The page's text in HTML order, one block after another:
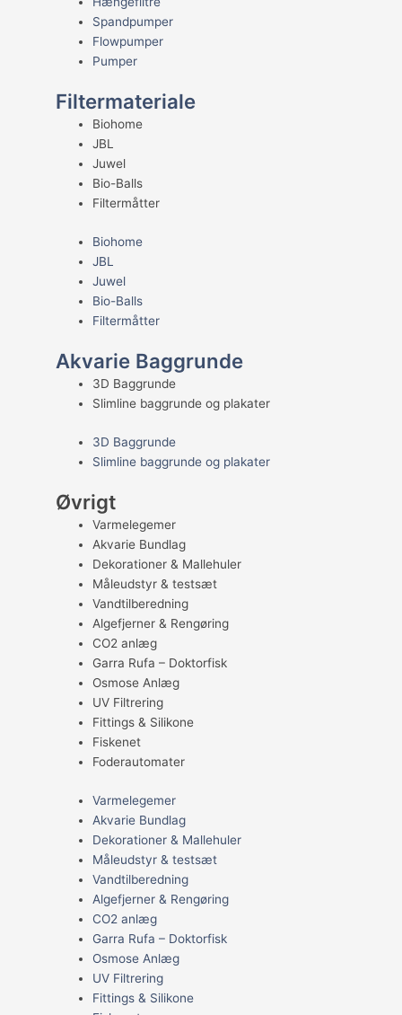
Spandpumper
Flowpumper
Pumper
Filtermateriale
Biohome
JBL
Juwel
Bio-Balls
Filtermåtter
Biohome
JBL
Juwel
Bio-Balls
Filtermåtter
Akvarie Baggrunde
3D Baggrunde
Slimline baggrunde og plakater
3D Baggrunde
Slimline baggrunde og plakater
Øvrigt
Varmelegemer
Akvarie Bundlag
Dekorationer & Mallehuler
Måleudstyr & testsæt
Vandtilberedning
Algefjerner & Rengøring
CO2 anlæg
Garra Rufa – Doktorfisk
Osmose Anlæg
UV Filtrering
Fittings & Silikone
Fiskenet
Foderautomater
Varmelegemer
Akvarie Bundlag
Dekorationer & Mallehuler
Måleudstyr & testsæt
Vandtilberedning
Algefjerner & Rengøring
CO2 anlæg
Garra Rufa – Doktorfisk
Osmose Anlæg
UV Filtrering
Fittings & Silikone